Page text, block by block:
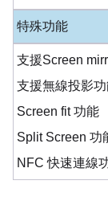
特殊功能
支援Screen
支援無線投影
Screen fit 功能
Split Screen 功
NFC 快速連線